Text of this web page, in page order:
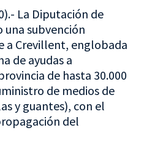
La Diputación de
una subvención
a Crevillent, englobada
de ayudas a
de hasta 30.000
de medios de
y guantes), con el
del